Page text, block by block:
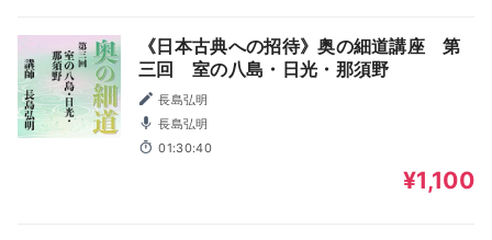
《日本古典への招待》奥の細道講座 第
三回 室の八島・日光・那須野
長島弘明
長島弘明
01:30:40
¥1,100